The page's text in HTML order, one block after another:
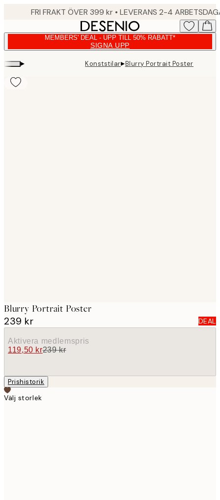
FRI FRAKT ÖVER 399 kr • LEVERANS 2-4
MEMBERS' DEAL - UPP TILL 50% RABATT*
SIGNA UPP
▸ Konststilar▸Blurry Portrait Poster
Blurry Portrait Poster
239 kr DEAL
Aktivera medlemspris
119,50 kr239 kr
Prishistorik
Välj storlek